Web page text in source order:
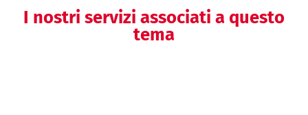
I nostri servizi associati a questo
tema